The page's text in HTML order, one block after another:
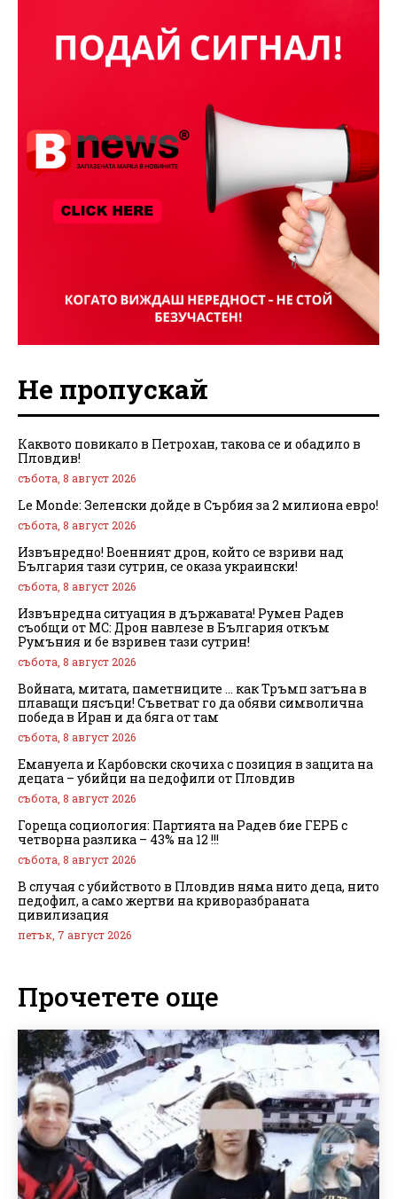
Не пропускай
Каквото повикало в Петрохан, такова се и обадило в
Пловдив!
събота, 8 август 2026
Le Monde: Зеленски дойде в Сърбия за 2 милиона евро!
събота, 8 август 2026
Извънредно! Военният дрон, който се взриви над
България тази сутрин, се оказа украински!
събота, 8 август 2026
Извънредна ситуация в държавата! Румен Радев
съобщи от МС: Дрон навлезе в България откъм
Румъния и бе взривен тази сутрин!
събота, 8 август 2026
Войната, митата, паметниците … как Тръмп затъна в
плаващи пясъци! Съветват го да обяви символична
победа в Иран и да бяга от там
събота, 8 август 2026
Емануела и Карбовски скочиха с позиция в защита на
децата – убийци на педофили от Пловдив
събота, 8 август 2026
Гореща социология: Партията на Радев бие ГЕРБ с
четворна разлика – 43% на 12 !!!
събота, 8 август 2026
В случая с убийството в Пловдив няма нито деца, нито
педофил, а само жертви на криворазбраната
цивилизация
петък, 7 август 2026
Прочетете още